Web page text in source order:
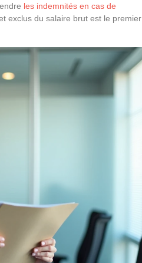
les indemnités en cas de
exclus du salaire brut est le premier